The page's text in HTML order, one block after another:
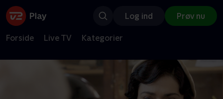
Log ind Prøv nu
Forside Live TV Kategorier